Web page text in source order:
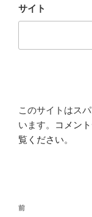
サイト
このサイトはス
います。
コメン
覧ください。
投
過
前